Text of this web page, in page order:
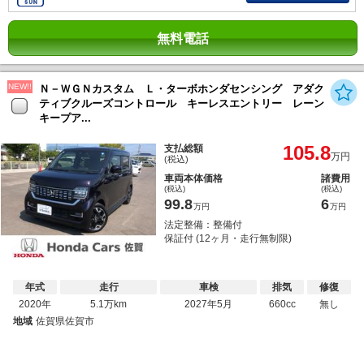
無料電話
NEW!!
Ｎ－ＷＧＮカスタム Ｌ・ターボホンダセンシング アダク
ティブクルーズコントロール キーレスエントリー レーン
キープア...
支払総額
(税込) 105.8万円
車両本体価格
(税込)
99.8万円
諸費用
(税込)
6万円
法定整備：整備付
保証付 (12ヶ月・走行無制限)
年式
2020年
走行
5.1万km
車検
2027年5月
排気
660cc
修復
無し
地域 佐賀県佐賀市